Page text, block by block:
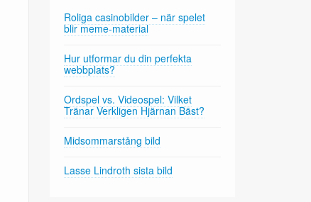
Roliga casinobilder – när spelet
blir meme-material
Hur utformar du din perfekta
webbplats?
Ordspel vs. Videospel: Vilket
Tränar Verkligen Hjärnan Bäst?
Midsommarstång bild
Lasse Lindroth sista bild